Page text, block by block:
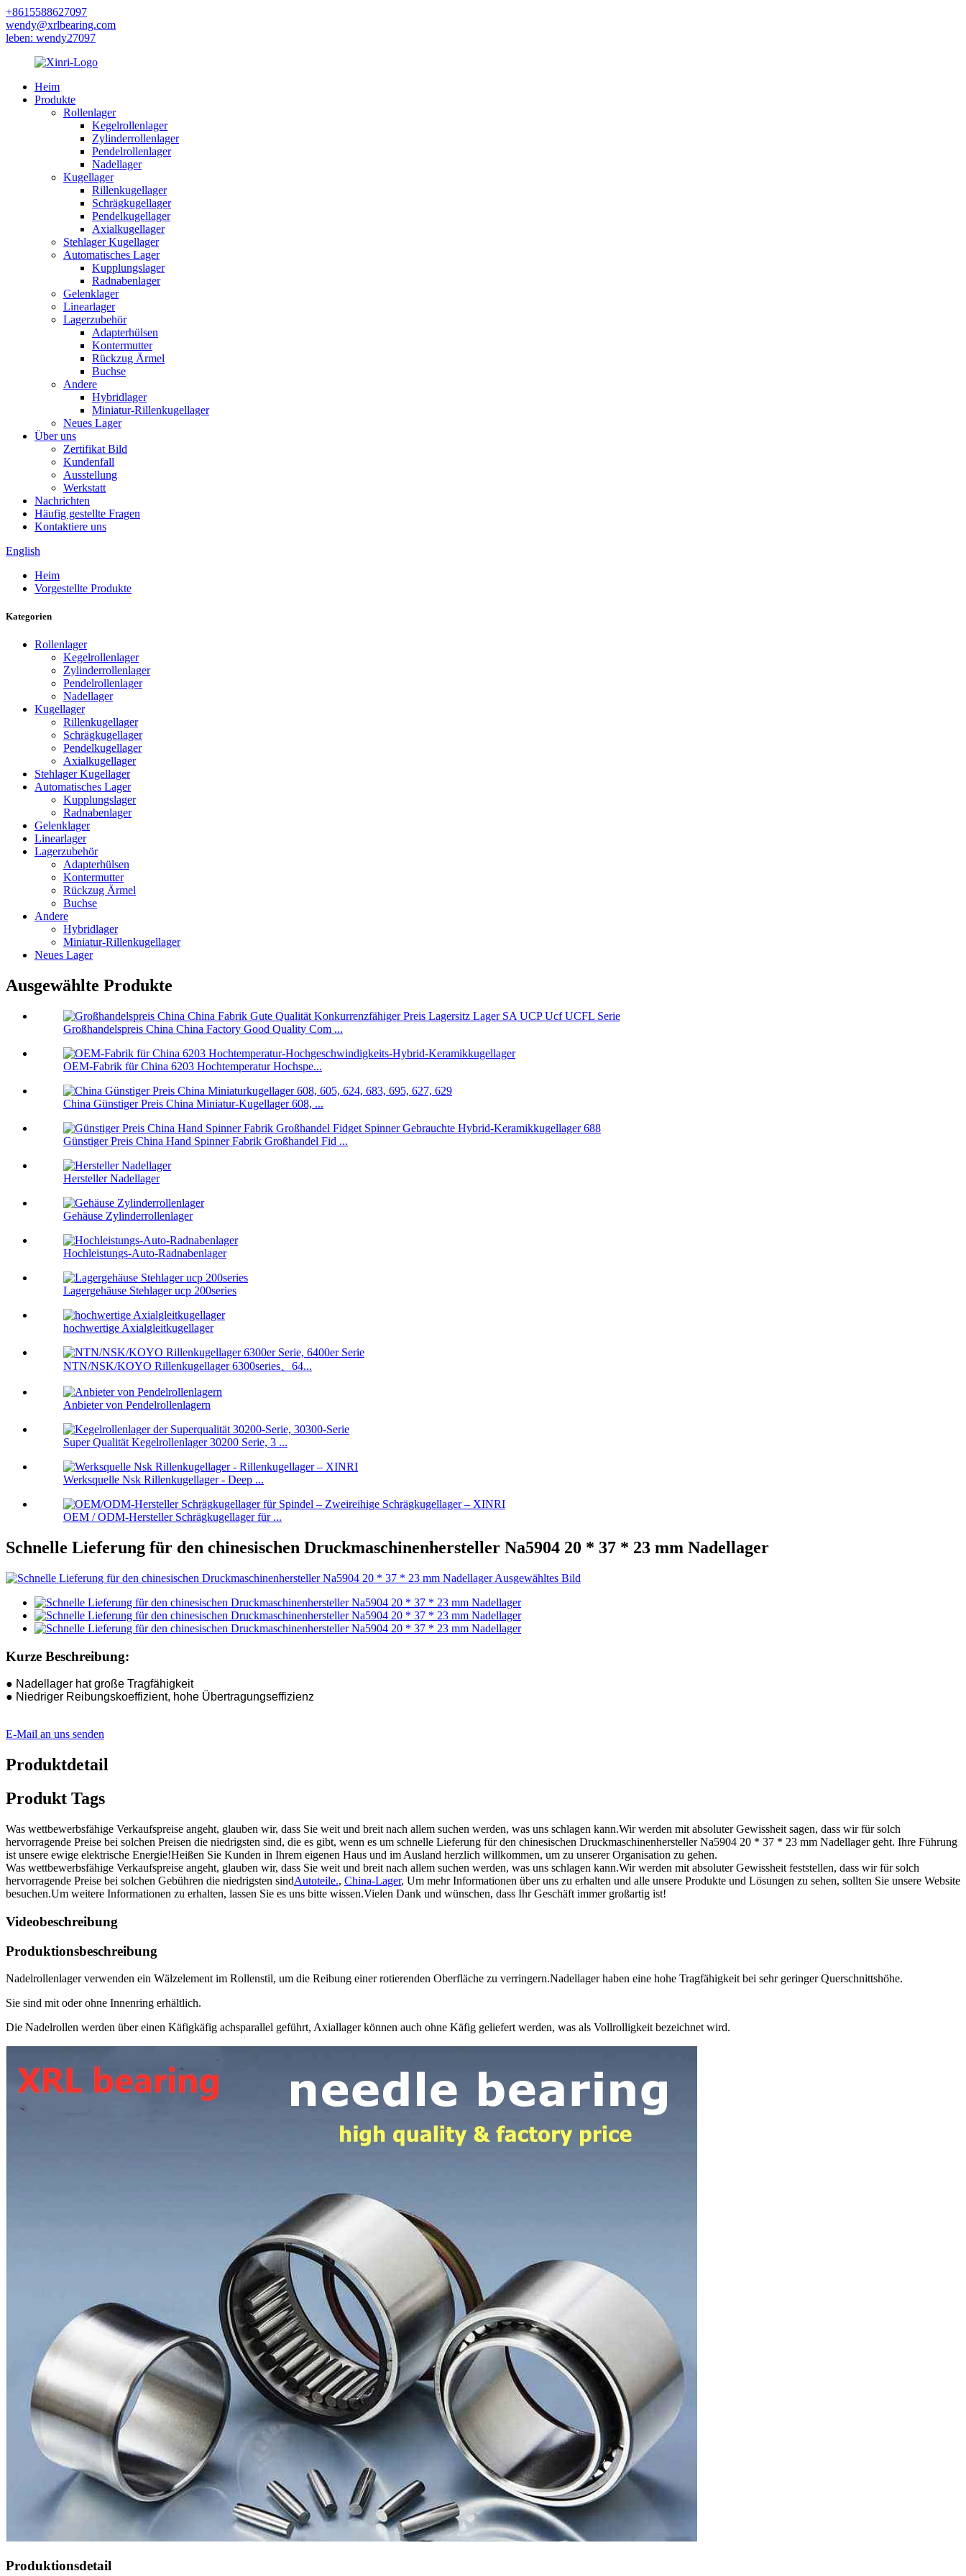
+8615588627097
wendy@xrlbearing.com
leben: wendy27097
Heim
Produkte
Rollenlager
Kegelrollenlager
Zylinderrollenlager
Pendelrollenlager
Nadellager
Kugellager
Rillenkugellager
Schrägkugellager
Pendelkugellager
Axialkugellager
Stehlager Kugellager
Automatisches Lager
Kupplungslager
Radnabenlager
Gelenklager
Linearlager
Lagerzubehör
Adapterhülsen
Kontermutter
Rückzug Ärmel
Buchse
Andere
Hybridlager
Miniatur-Rillenkugellager
Neues Lager
Über uns
Zertifikat Bild
Kundenfall
Ausstellung
Werkstatt
Nachrichten
Häufig gestellte Fragen
Kontaktiere uns
English
Heim
Vorgestellte Produkte
Kategorien
Rollenlager
Kegelrollenlager
Zylinderrollenlager
Pendelrollenlager
Nadellager
Kugellager
Rillenkugellager
Schrägkugellager
Pendelkugellager
Axialkugellager
Stehlager Kugellager
Automatisches Lager
Kupplungslager
Radnabenlager
Gelenklager
Linearlager
Lagerzubehör
Adapterhülsen
Kontermutter
Rückzug Ärmel
Buchse
Andere
Hybridlager
Miniatur-Rillenkugellager
Neues Lager
Ausgewählte Produkte
Großhandelspreis China China Factory Good Quality Com ...
OEM-Fabrik für China 6203 Hochtemperatur Hochspe...
China Günstiger Preis China Miniatur-Kugellager 608, ...
Günstiger Preis China Hand Spinner Fabrik Großhandel Fid ...
Hersteller Nadellager
Gehäuse Zylinderrollenlager
Hochleistungs-Auto-Radnabenlager
Lagergehäuse Stehlager ucp 200series
hochwertige Axialgleitkugellager
NTN/NSK/KOYO Rillenkugellager 6300series、64...
Anbieter von Pendelrollenlagern
Super Qualität Kegelrollenlager 30200 Serie, 3 ...
Werksquelle Nsk Rillenkugellager - Deep ...
OEM / ODM-Hersteller Schrägkugellager für ...
Schnelle Lieferung für den chinesischen Druckmaschinenhersteller Na5904 20 * 37 * 23 mm Nadellager
Kurze Beschreibung:
● Nadellager hat große Tragfähigkeit
● Niedriger Reibungskoeffizient, hohe Übertragungseffizienz
E-Mail an uns senden
Produktdetail
Produkt Tags
Was wettbewerbsfähige Verkaufspreise angeht, glauben wir, dass Sie weit und breit nach allem suchen werden, was uns schlagen kann.Wir werden mit absoluter Gewissheit sagen, dass wir für solch
hervorragende Preise bei solchen Preisen die niedrigsten sind, die es gibt, wenn es um schnelle Lieferung für den chinesischen Druckmaschinenhersteller Na5904 20 * 37 * 23 mm Nadellager geht. Ihre Führung
ist unsere ewige elektrische Energie!Heißen Sie Kunden in Ihrem eigenen Haus und im Ausland herzlich willkommen, um zu unserer Organisation zu gehen.
Was wettbewerbsfähige Verkaufspreise angeht, glauben wir, dass Sie weit und breit nach allem suchen werden, was uns schlagen kann.Wir werden mit absoluter Gewissheit feststellen, dass wir für solch
hervorragende Preise bei solchen Gebühren die niedrigsten sindAutoteile., China-Lager, Um mehr Informationen über uns zu erhalten und alle unsere Produkte und Lösungen zu sehen, sollten Sie unsere Website
besuchen.Um weitere Informationen zu erhalten, lassen Sie es uns bitte wissen.Vielen Dank und wünschen, dass Ihr Geschäft immer großartig ist!
Videobeschreibung
Produktionsbeschreibung
Nadelrollenlager verwenden ein Wälzelement im Rollenstil, um die Reibung einer rotierenden Oberfläche zu verringern.Nadellager haben eine hohe Tragfähigkeit bei sehr geringer Querschnittshöhe.
Sie sind mit oder ohne Innenring erhältlich.
Die Nadelrollen werden über einen Käfigkäfig achsparallel geführt, Axiallager können auch ohne Käfig geliefert werden, was als Vollrolligkeit bezeichnet wird.
Produktionsdetail